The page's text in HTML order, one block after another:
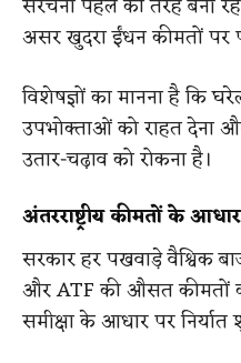
असर खुदरा ईंधन कीमतों पर
विशेषज्ञों का मानना है कि
उपभोक्ताओं को राहत देना
उतार-चढ़ाव को रोकना है।
अंतरराष्ट्रीय कीमतों के
सरकार हर पखवाड़े वैश्विक
और ATF की औसत कीमतों
समीक्षा के आधार पर